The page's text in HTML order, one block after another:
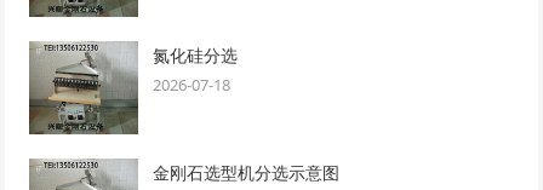
氮化硅分选
2026-07-18
金刚石选型机分选示意图